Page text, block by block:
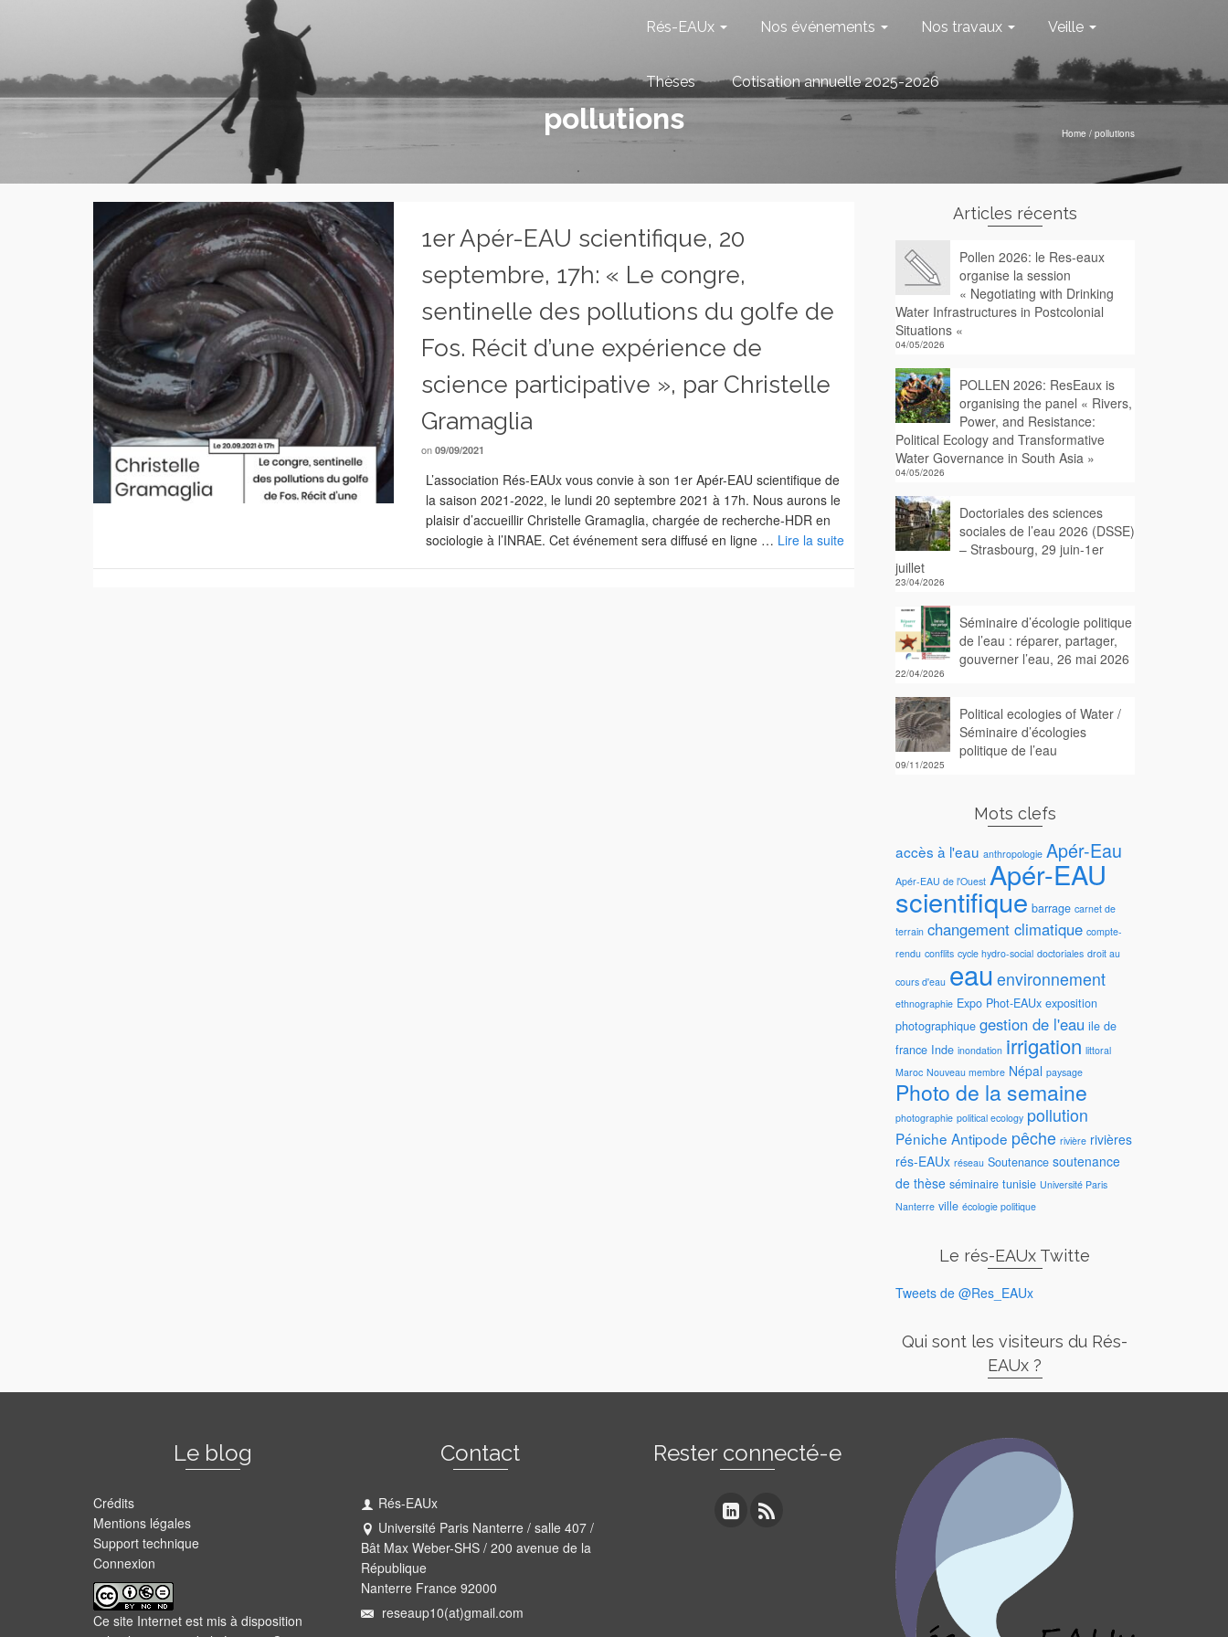
Rés-EAUx Nos événements Nos travaux Veille
Thèses Cotisation annuelle 2025-2026
pollutions Home / pollutions
1er Apér-EAU scientifique, 20
septembre, 17h: « Le congre,
sentinelle des pollutions du golfe de
Fos. Récit d’une expérience de
science participative », par Christelle
Gramaglia
on09/09/2021
L’association Rés-EAUx vous convie à son 1er Apér-EAU scientifique de
la saison 2021-2022, le lundi 20 septembre 2021 à 17h. Nous aurons le
plaisir d’accueillir Christelle Gramaglia, chargée de recherche-HDR en
sociologie à l’INRAE. Cet événement sera diffusé en ligne … Lire la suite
Articles récents
Pollen 2026: le Res-eaux
organise la session
« Negotiating with Drinking
Water Infrastructures in Postcolonial
Situations «
04/05/2026
POLLEN 2026: ResEaux is
organising the panel « Rivers,
Power, and Resistance:
Political Ecology and Transformative
Water Governance in South Asia »
04/05/2026
Doctoriales des sciences
sociales de l’eau 2026 (DSSE)
– Strasbourg, 29 juin-1er
juillet
23/04/2026
Séminaire d’écologie politique
de l’eau : réparer, partager,
gouverner l’eau, 26 mai 2026
22/04/2026
Political ecologies of Water /
Séminaire d’écologies
politique de l’eau
09/11/2025
Mots clefs
accès à l'eau anthropologie Apér-Eau
Apér-EAU de l'Ouest Apér-EAU
scientifique barrage carnet de
terrain changement climatique compte-
rendu conflits cycle hydro-social doctoriales droit au
cours d'eau eau environnement
ethnographie Expo Phot-EAUx exposition
photographique gestion de l'eau ile de
france Inde inondation irrigation littoral
Maroc Nouveau membre Népal paysage
Photo de la semaine
photographie political ecology pollution
Péniche Antipode pêche rivière rivières
rés-EAUx réseau Soutenance soutenance
de thèse séminaire tunisie Université Paris
Nanterre ville écologie politique
Le rés-EAUx Twitte
Tweets de @Res_EAUx
Qui sont les visiteurs du Rés-
EAUx ?
Le blog
Crédits
Mentions légales
Support technique
Connexion
Ce site Internet est mis à disposition
Contact
Rés-EAUx
Université Paris Nanterre / salle 407 /
Bât Max Weber-SHS / 200 avenue de la
République
Nanterre France 92000
reseaup10(at)gmail.com
Rester connecté-e